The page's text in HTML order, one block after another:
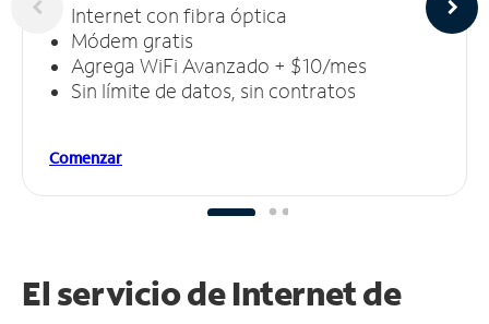
Internet con fibra óptica
Módem gratis
Agrega WiFi Avanzado + $10/mes
Sin límite de datos, sin contratos
Comenzar
El servicio de Internet de